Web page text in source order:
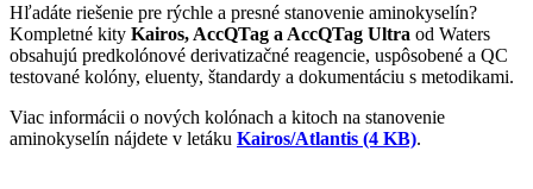
Hľadáte riešenie pre rýchle a presné stanovenie aminokyselín?
Kompletné kity Kairos, AccQTag a AccQTag Ultra od Waters
obsahujú predkolónové derivatizačné reagencie, uspôsobené a QC
testované kolóny, eluenty, štandardy a dokumentáciu s metodikami.
Viac informácii o nových kolónach a kitoch na stanovenie
aminokyselín nájdete v letáku Kairos/Atlantis (4 KB).